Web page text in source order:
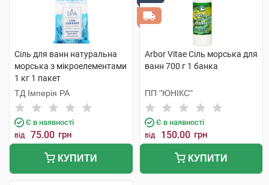
Сіль для ванн натуральна
морська з мікроелементами
1 кг 1 пакет
ТД Імперія РА
Є в наявності
від 75.00 грн
КУПИТИ
Arbor Vitae Сіль морська для
ванн 700 г 1 банка
ПП "ЮНІКС"
Є в наявності
від 150.00 грн
КУПИТИ